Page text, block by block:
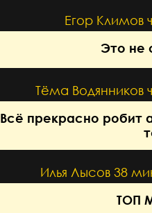
Егор Климов
Это не
Тёма Водянников
Всё прекрасно робит
Илья Лысов 38
ТОП